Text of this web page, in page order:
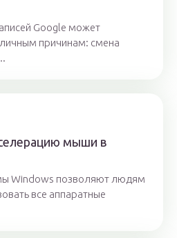
Google может
причинам: смена
мыши в
Windows позволяют людям
все аппаратные